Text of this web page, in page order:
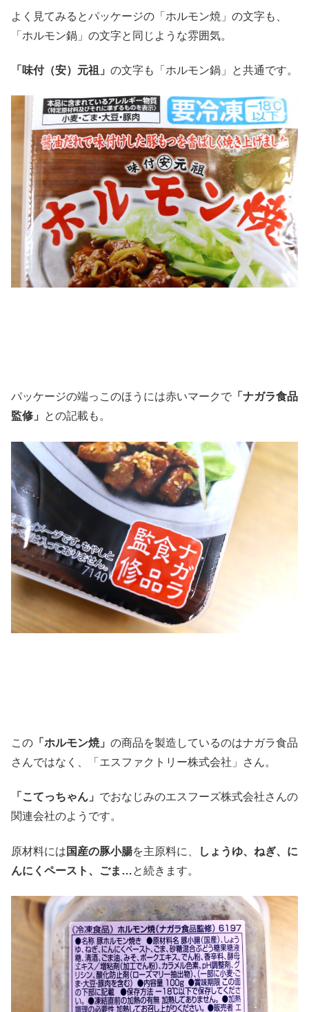
よく見てみるとパッケージの「ホルモン焼」の文字も、
「ホルモン鍋」の文字と同じような雰囲気。
「味付（安）元祖」 の文字も「ホルモン鍋」と共通です。
パッケージの端っこのほうには赤いマークで 「ナガラ食品
監修」
との記載も。
この 「ホルモン焼」 の商品を製造しているのはナガラ食品
さんではなく、「エスファクトリー株式会社」さん。
「こてっちゃん」 でおなじみのエスフーズ株式会社さんの
関連会社のようです。
原材料には 国産の豚小腸を主原料に、
しょうゆ、ねぎ、に
んにくペースト、ごま…と続きます。